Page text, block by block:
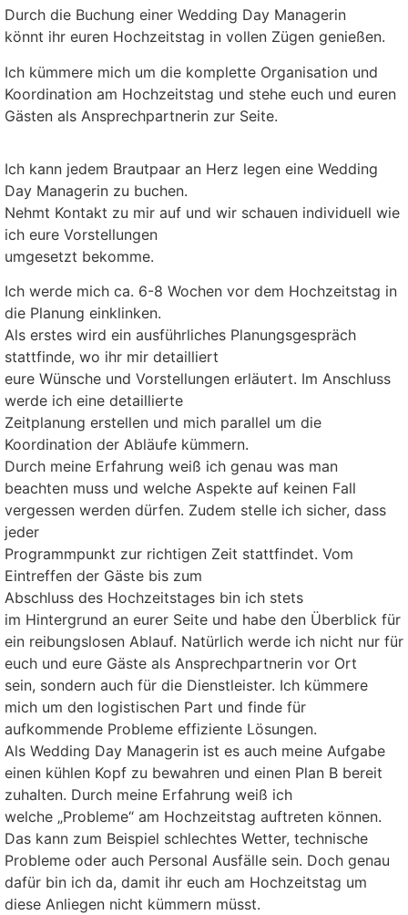
Durch die Buchung einer Wedding Day Managerin
könnt ihr euren Hochzeitstag in vollen Zügen genießen.
Ich kümmere mich um die komplette Organisation und
Koordination am Hochzeitstag und stehe euch und euren
Gästen als Ansprechpartnerin zur Seite.
Ich kann jedem Brautpaar an Herz legen eine Wedding
Day Managerin zu buchen.
Nehmt Kontakt zu mir auf und wir schauen individuell wie
ich eure Vorstellungen
umgesetzt bekomme.
Ich werde mich ca. 6-8 Wochen vor dem Hochzeitstag in
die Planung einklinken.
Als erstes wird ein ausführliches Planungsgespräch
stattfinde, wo ihr mir detailliert
eure Wünsche und Vorstellungen erläutert. Im Anschluss
werde ich eine detaillierte
Zeitplanung erstellen und mich parallel um die
Koordination der Abläufe kümmern.
Durch meine Erfahrung weiß ich genau was man
beachten muss und welche Aspekte auf keinen Fall
vergessen werden dürfen. Zudem stelle ich sicher, dass
jeder
Programmpunkt zur richtigen Zeit stattfindet. Vom
Eintreffen der Gäste bis zum
Abschluss des Hochzeitstages bin ich stets
im Hintergrund an eurer Seite und habe den Überblick für
ein reibungslosen Ablauf. Natürlich werde ich nicht nur für
euch und eure Gäste als Ansprechpartnerin vor Ort
sein, sondern auch für die Dienstleister. Ich kümmere
mich um den logistischen Part und finde für
aufkommende Probleme effiziente Lösungen.
Als Wedding Day Managerin ist es auch meine Aufgabe
einen kühlen Kopf zu bewahren und einen Plan B bereit
zuhalten. Durch meine Erfahrung weiß ich
welche „Probleme“ am Hochzeitstag auftreten können.
Das kann zum Beispiel schlechtes Wetter, technische
Probleme oder auch Personal Ausfälle sein. Doch genau
dafür bin ich da, damit ihr euch am Hochzeitstag um
diese Anliegen nicht kümmern müsst.